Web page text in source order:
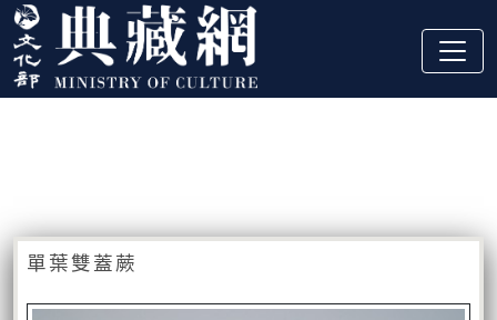
跳到主要內容
:::
單葉雙蓋蕨